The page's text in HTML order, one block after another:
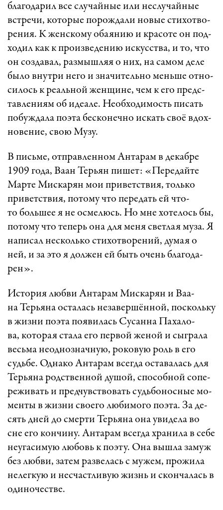
бла­го­да­рил все слу­чай­ные или нес­лу­чай­ные
вст­ре­чи, ко­то­рые по­рож­да­ли но­вые сти­хот­во­
ре­ни­я. К женс­ко­му оба­я­нию и кра­со­те он под­
хо­дил как к про­из­ве­де­нию ис­кусст­ва, и то, что
он соз­да­вал, раз­мыш­ляя о них, на са­мом де­ле
бы­ло внут­ри не­го и зна­чи­тель­но мень­ше от­но­
си­лось к ре­аль­ной жен­щи­не, чем к его предс­
тав­ле­ни­ям об иде­а­ле. Не­об­хо­ди­мость пи­сать
по­буж­да­ла по­э­та бес­ко­неч­но ис­кать своё вдох­
но­ве­ни­е, свою Му­зу.
В пись­ме, отп­рав­лен­ном Ан­та­рам в де­каб­ре
1909 го­да, Ва­ан Тер­ьян пи­шет: «­Пе­ре­дай­те
Мар­те Мис­ка­рян мои при­ветст­ви­я, толь­ко
при­ветст­ви­я, по­то­му что пе­ре­дать ей что-
то боль­шее я не ос­ме­люсь. Но мне хо­те­лось бы,
по­то­му что те­перь она для ме­ня свет­лая му­за. Я
на­пи­сал нес­коль­ко сти­хот­во­ре­ний, ду­мая о
ней, и за это я дол­жен ей быть очень бла­го­да­
рен».
Ис­то­рия люб­ви Ан­та­рам Мис­ка­рян и Ва­а­
на Тер­ья­на ос­та­лась не­за­вер­шён­ной, пос­коль­ку
в жиз­ни по­э­та по­я­ви­лась Су­сан­на Па­ха­ло­
ва, ко­то­рая ста­ла его пер­вой же­ной и сыг­ра­ла
весь­ма не­од­ноз­нач­ну­ю, ро­ко­вую роль в его
судь­бе. Од­на­ко Ан­та­рам всег­да ос­та­ва­лась для
Тер­ья­на родст­вен­ной ду­шой, спо­соб­ной со­пе­
ре­жи­вать и пред­чувст­во­вать судь­бо­нос­ные мо­
мен­ты в жиз­ни сво­е­го лю­би­мо­го по­э­та. За де­
сять дней до смер­ти Тер­ья­на она уви­де­ла во
сне его кон­чи­ну. Ан­та­рам всег­да хра­ни­ла в се­бе
не­у­га­си­мую лю­бовь к по­э­ту. Она выш­ла за­муж
без люб­ви, за­тем раз­ве­лась с му­жем, про­жи­ла
не­лег­кую и нес­част­ли­вую жизнь и скон­ча­лась в
оди­но­чест­ве.